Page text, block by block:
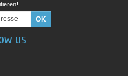
us